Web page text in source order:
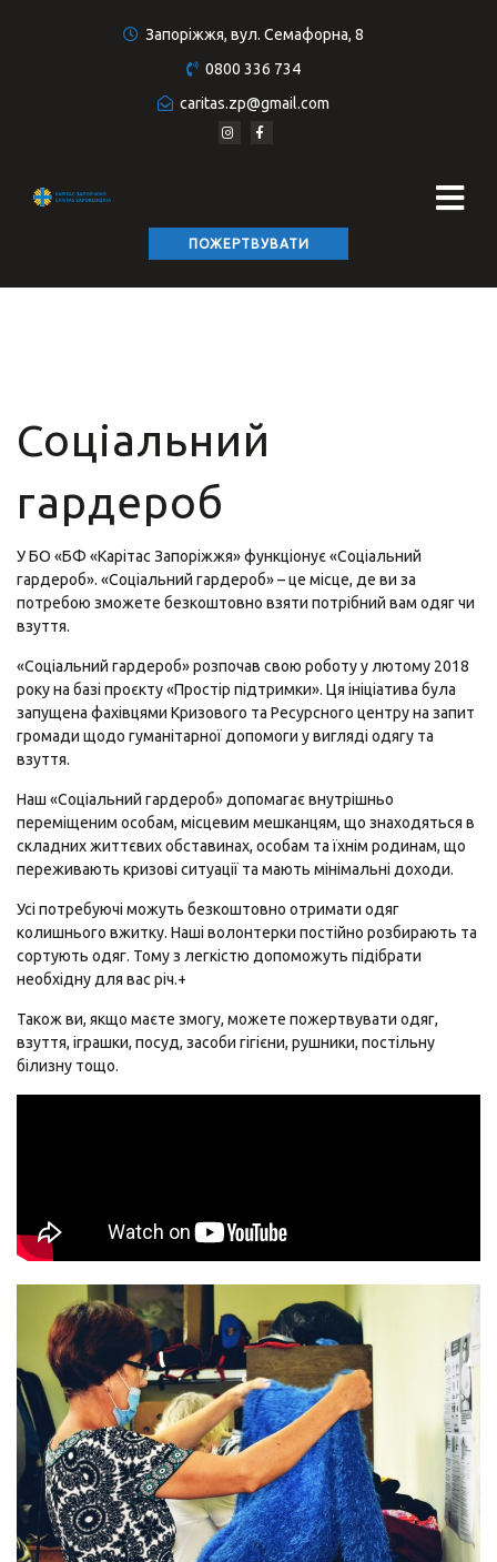
Запоріжжя, вул. Семафорна, 8
0800 336 734
caritas.zp@gmail.com
ПОЖЕРТВУВАТИ
Соціальний
гардероб
У БО «БФ «Карітас Запоріжжя» функціонує «Соціальний
гардероб». «Соціальний гардероб» – це місце, де ви за
потребою зможете безкоштовно взяти потрібний вам одяг чи
взуття.
«Соціальний гардероб» розпочав свою роботу у лютому 2018
року на базі проєкту «Простір підтримки». Ця ініціатива була
запущена фахівцями Кризового та Ресурсного центру на запит
громади щодо гуманітарної допомоги у вигляді одягу та
взуття.
Наш «Соціальний гардероб» допомагає внутрішньо
переміщеним особам, місцевим мешканцям, що знаходяться в
складних життєвих обставинах, особам та їхнім родинам, що
переживають кризові ситуації та мають мінімальні доходи.
Усі потребуючі можуть безкоштовно отримати одяг
колишнього вжитку. Наші волонтерки постійно розбирають та
сортують одяг. Тому з легкістю допоможуть підібрати
необхідну для вас річ.+
Також ви, якщо маєте змогу, можете пожертвувати одяг,
взуття, іграшки, посуд, засоби гігієни, рушники, постільну
білизну тощо.